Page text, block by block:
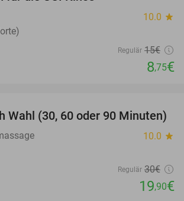
10.0 star
Regulär 15€
8,75€
34%
Wahl (30, 60 oder 90 Minuten)
10.0 star
Regulär 30€
19,90€